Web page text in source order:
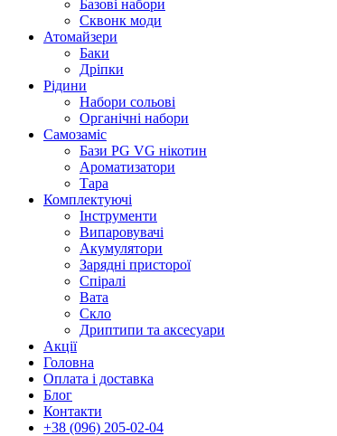
Базові набори
Сквонк моди
Атомайзери
Баки
Дріпки
Рідини
Набори сольові
Органічні набори
Самозаміс
Бази PG VG нікотин
Ароматизатори
Тара
Комплектуючі
Інструменти
Випаровувачі
Акумулятори
Зарядні присторої
Спіралі
Вата
Скло
Дриптипи та аксесуари
Акції
Головна
Оплата і доставка
Блог
Контакти
+38 (096) 205-02-04